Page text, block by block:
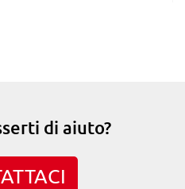
di aiuto?